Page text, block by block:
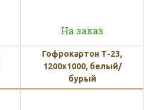
На заказ
Гофрокартон Т-23,
1200х1000, белый/
бурый